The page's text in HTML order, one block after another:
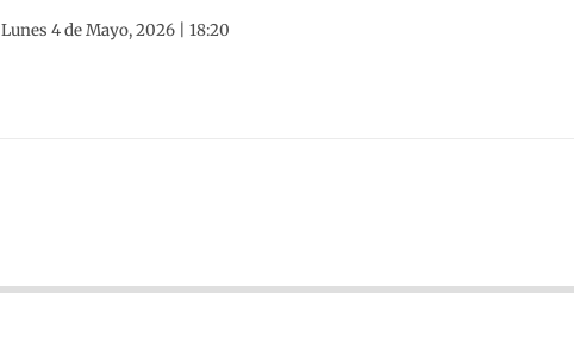
Lunes 4 de Mayo, 2026 | 18:20